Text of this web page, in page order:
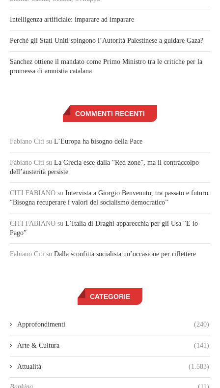
Intelligenza artificiale: imparare ad imparare
Perché gli Stati Uniti spingono l’Autorità Palestinese a guidare Gaza?
Sanchez ottiene il mandato come Primo Ministro tra le critiche per la
promessa di amnistia catalana
COMMENTI RECENTI
Fabiano Citi su L’Europa ha bisogno della Pace
Fabiano Citi su La Grecia esce dalla “Red zone”, ma il contraccolpo
dell’austerità persiste
CITI FABIANO su Intervista a Giorgio Benvenuto, tra passato e futuro:
“Bisogna recuperare i valori del socialismo democratico”
CITI FABIANO su L’Italia di Draghi apparecchia per gli Usa “E io
Pago”
Fabiano Citi su Dalla sconfitta socialista un’occasione per riflettere
CATEGORIE
Approfondimenti (240)
Arte & Cultura (141)
Attualità (1.583)